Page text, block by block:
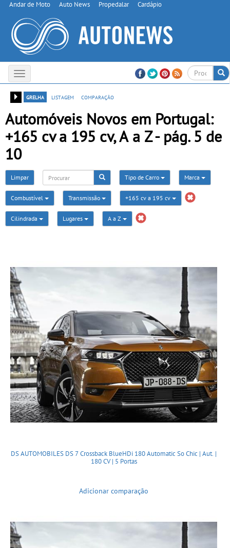
Andar de Moto Auto News Propedalar Cardápio
Toggle
navigation
grelha
listagem comparação
Automóveis Novos em Portugal:
+165 cv a 195 cv, A a Z - pág. 5 de
10
Limpar Tipo de Carro Marca
Combustível Transmissão +165 cv a 195 cv
Cilindrada Lugares A a Z
DS AUTOMOBILES DS 7 Crossback BlueHDi 180 Automatic So Chic | Aut. |
180 CV | 5 Portas
Adicionar comparação